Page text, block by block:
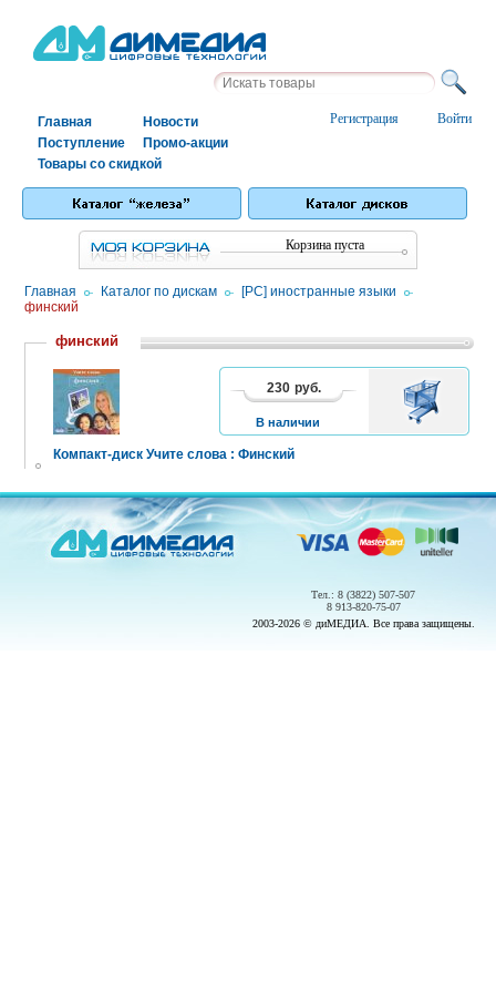
Войти
Регистрация
Главная
Новости
Поступление
Промо-акции
Товары со скидкой
Корзина пуста
Главная / Каталог по дискам / [PC] иностранные языки /
финский
финский
Компакт-диск Учите слова : Финский
230 руб.
В наличии
В
КОРЗИНУ
Тел.: 8 (3822) 507-507
8 913-820-75-07
2003-2026 © диМЕДИА. Все права защищены.